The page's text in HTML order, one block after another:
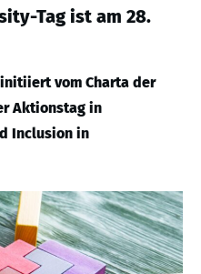
Tag ist am 28.
vom Charta der
Aktionstag in
Inclusion in